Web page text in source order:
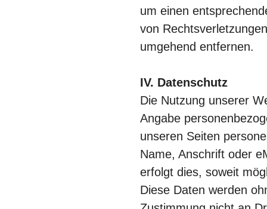
um einen
von
umgehend entfernen.
IV. Datenschutz
Die Nutzung unserer
Angabe
unseren Seiten
Name, Anschrift oder
erfolgt dies, soweit
Diese Daten werden